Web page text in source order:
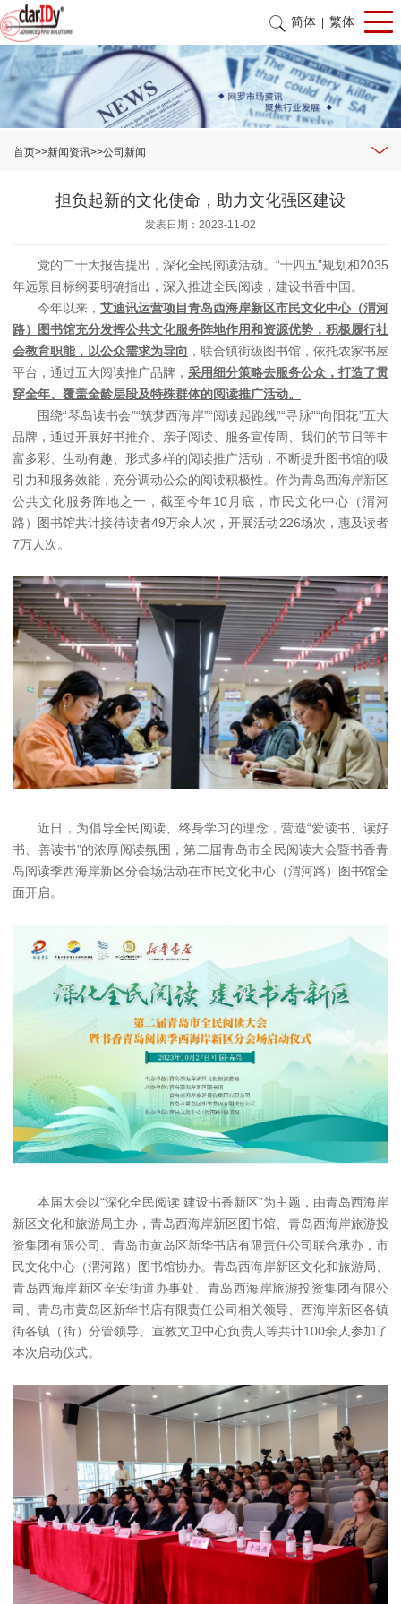
简体 繁体
首页>>新闻资讯>>公司新闻
担负起新的文化使命，助力文化强区建设
发表日期：2023-11-02
党的二十大报告提出，深化全民阅读活动。“十四五”规划和2035
年远景目标纲要明确指出，深入推进全民阅读，建设书香中国。
今年以来， 艾迪讯运营项目青岛西海岸新区市民文化中心（渭河
路）图书馆充分发挥公共文化服务阵地作用和资源优势，积极履行社
会教育职能，以公众需求为导向 ，联合镇街级图书馆，依托农家书屋
平台，通过五大阅读推广品牌， 采用细分策略去服务公众，打造了贯
穿全年、覆盖全龄层段及特殊群体的阅读推广活动。
围绕“琴岛读书会”“筑梦西海岸”“阅读起跑线”“寻脉”“向阳花”五大
品牌，通过开展好书推介、亲子阅读、服务宣传周、我们的节日等丰
富多彩、生动有趣、形式多样的阅读推广活动，不断提升图书馆的吸
引力和服务效能，充分调动公众的阅读积极性。作为青岛西海岸新区
公共文化服务阵地之一，截至今年10月底，市民文化中心（渭河
路）图书馆共计接待读者49万余人次，开展活动226场次，惠及读者
7万人次。
近日，为倡导全民阅读、终身学习的理念，营造“爱读书、读好
书、善读书”的浓厚阅读氛围，第二届青岛市全民阅读大会暨书香青
岛阅读季西海岸新区分会场活动在市民文化中心（渭河路）图书馆全
面开启。
本届大会以“深化全民阅读 建设书香新区”为主题，由青岛西海岸
新区文化和旅游局主办，青岛西海岸新区图书馆、青岛西海岸旅游投
资集团有限公司、青岛市黄岛区新华书店有限责任公司联合承办，市
民文化中心（渭河路）图书馆协办。青岛西海岸新区文化和旅游局、
青岛西海岸新区辛安街道办事处、青岛西海岸旅游投资集团有限公
司、青岛市黄岛区新华书店有限责任公司相关领导、西海岸新区各镇
街各镇（街）分管领导、宣教文卫中心负责人等共计100余人参加了
本次启动仪式。